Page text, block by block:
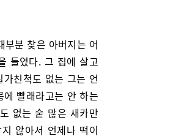
분 찾은 아버지는 어
들였다. 그 집에 살고
친척도 없는 그는 언
빨래라고는 안 하는
없는 숱 많은 새카만
않아서 언제나 떡이